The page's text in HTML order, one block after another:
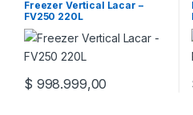
Freezer Vertical Lacar –
FV250 220L
$ 998.999,00